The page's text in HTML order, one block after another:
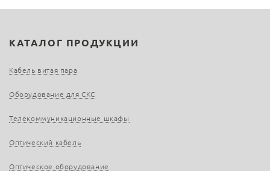
КАТАЛОГ ПРОДУКЦИИ
Кабель витая пара
Оборудование для СКС
Телекоммуникационные шкафы
Оптический кабель
Оптическое оборудование